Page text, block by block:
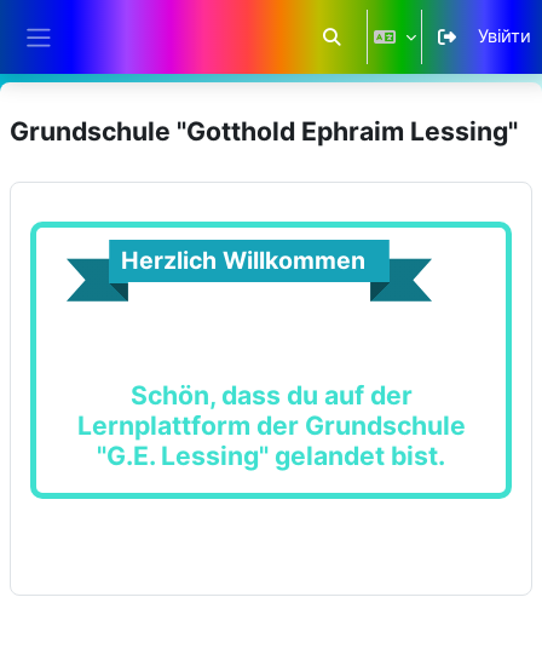
Переключити введення
Увійти
Grundschule "Gotthold Ephraim Lessing"
Herzlich Willkommen
Schön, dass du auf der
Lernplattform der Grundschule
"G.E. Lessing" gelandet bist.